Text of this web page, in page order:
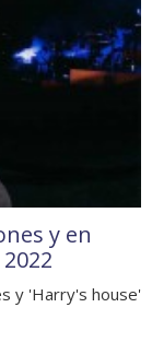
y en
y 'Harry's house'